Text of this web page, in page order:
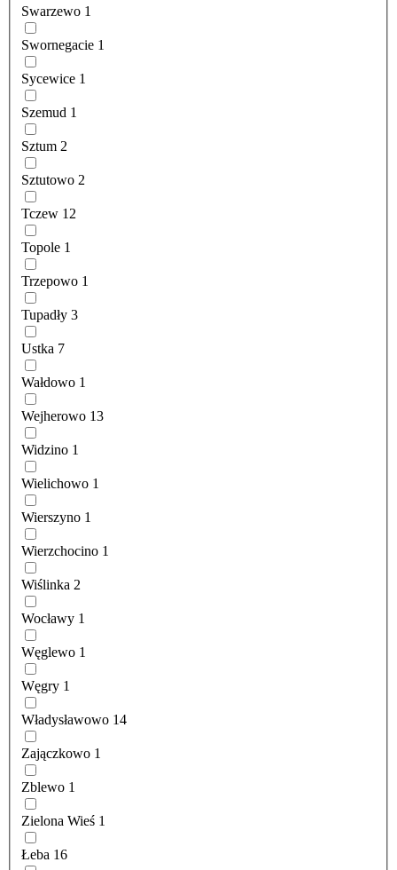
Swarzewo 1
Swornegacie 1
Sycewice 1
Szemud 1
Sztum 2
Sztutowo 2
Tczew 12
Topole 1
Trzepowo 1
Tupadły 3
Ustka 7
Wałdowo 1
Wejherowo 13
Widzino 1
Wielichowo 1
Wierszyno 1
Wierzchocino 1
Wiślinka 2
Wocławy 1
Węglewo 1
Węgry 1
Władysławowo 14
Zajączkowo 1
Zblewo 1
Zielona Wieś 1
Łeba 16